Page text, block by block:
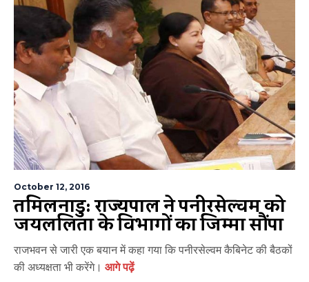
October 12, 2016
तमिलनाडु: राज्यपाल ने पनीरसेल्वम को
जयललिता के विभागों का जिम्मा सौंपा
राजभवन से जारी एक बयान में कहा गया कि पनीरसेल्वम कैबिनेट की बैठकों
की अध्यक्षता भी करेंगे। आगे पढ़ें